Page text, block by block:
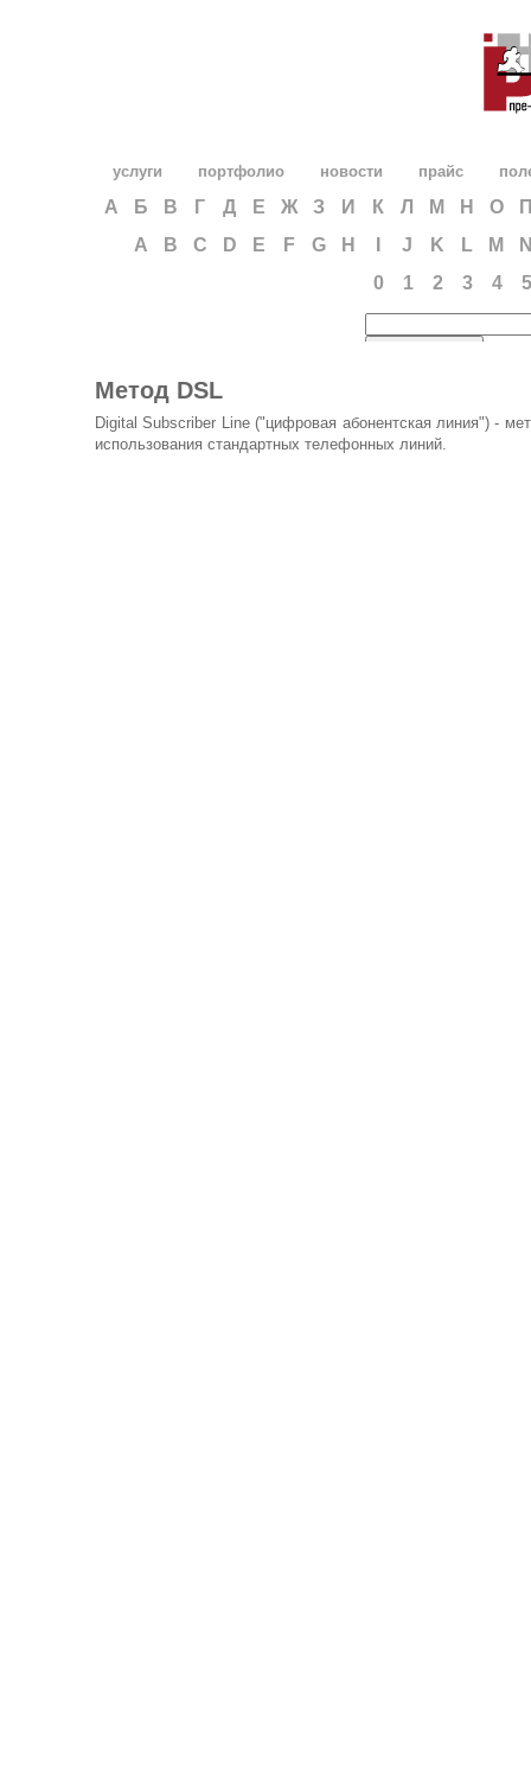
услуги портфолио новости прайс
А Б В Г Д Е Ж З И К Л М Н О
A
B C D E F G H J K L M
0
1 2 3 4 5
Метод DSL
Digital Subscriber Line ("цифровая абонентская линия") -
использования стандартных телефонных линий.